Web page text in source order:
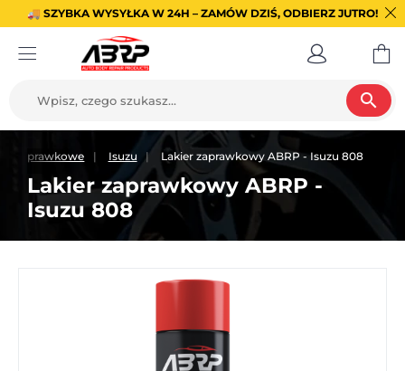
🚚 SZYBKA WYSYŁKA W 24H – ZAMÓW DZIŚ, ODBIERZ JUTRO!
search
zaprawkowe Isuzu Lakier zaprawkowy ABRP - Isuzu 808
Lakier zaprawkowy ABRP -
Isuzu 808